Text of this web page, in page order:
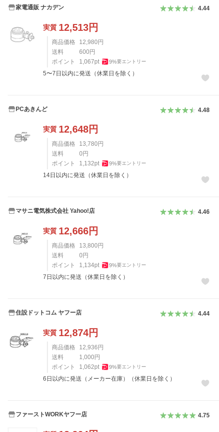
家電通販 ナカデン 4.44
実質 12,513円
商品価格 12,980 円
送料
600 円
ポイント
1,067pt 9%要エントリー
5〜7日以内に発送（休業日を除く）
PCあきんど 4.48
実質 12,648円
商品価格 13,780 円
送料
0 円
ポイント
1,132pt 9%要エントリー
14日以内に発送（休業日を除く）
マサニ電気株式会社 Yahoo!店 4.46
実質 12,666円
商品価格 13,800 円
送料
0 円
ポイント
1,134pt 9%要エントリー
7日以内に発送（休業日を除く）
住設ドットコム ヤフー店 4.44
実質 12,874円
商品価格 12,936 円
送料
1,000 円
ポイント
1,062pt 9%要エントリー
6日以内に発送（メーカー在庫）（休業日を除く）
ファーストWORKヤフー店 4.75